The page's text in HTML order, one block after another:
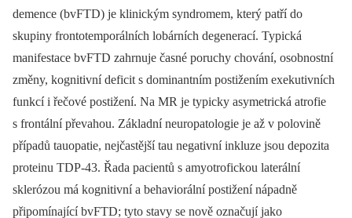
demence (bvFTD) je klinickým syndromem, který patří do
skupiny frontotemporálních lobárních degenerací. Typická
manifestace bvFTD zahrnuje časné poruchy chování, osobnostní
změny, kognitivní deficit s dominantním postižením exekutivních
funkcí i řečové postižení. Na MR je typicky asymetrická atrofie
s frontální převahou. Základní neuropatologie je až v polovině
případů tauopatie, nejčastější tau negativní inkluze jsou depozita
proteinu TDP-43. Řada pacientů s amyotrofickou laterální
sklerózou má kognitivní a behaviorální postižení nápadně
připomínající bvFTD; tyto stavy se nově označují jako